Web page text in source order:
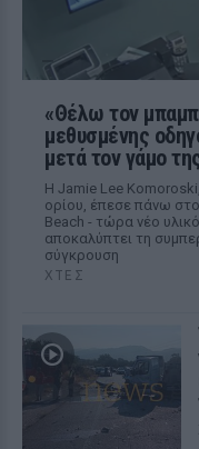
«Θέλω τον
μεθυσμένης
μετά τον γάμο
Η Jamie Lee
ορίου, έπεσε πάνω
Beach - τώρα νέο
αποκαλύπτει τη
σύγκρουση
ΧΤΕΣ